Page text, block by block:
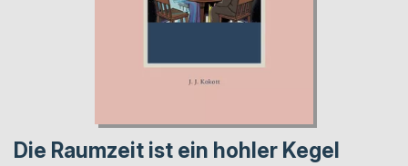
Die Raumzeit ist ein hohler Kegel